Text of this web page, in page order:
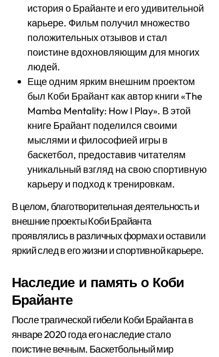
история о Брайанте и его удивительной
карьере. Фильм получил множество
положительных отзывов и стал
поистине вдохновляющим для многих
людей.
Еще одним ярким внешним проектом
был Коби Брайант как автор книги «The
Mamba Mentality: How I Play». В этой
книге Брайант поделился своими
мыслями и философией игры в
баскетбол, предоставив читателям
уникальный взгляд на свою спортивную
карьеру и подход к тренировкам.
В целом, благотворительная деятельность и
внешние проекты Коби Брайанта
проявлялись в различных формах и оставили
яркий след в его жизни и спортивной карьере.
Наследие и память о Коби
Брайанте
После трагической гибели Коби Брайанта в
январе 2020 года его наследие стало
поистине вечным. Баскетбольный мир